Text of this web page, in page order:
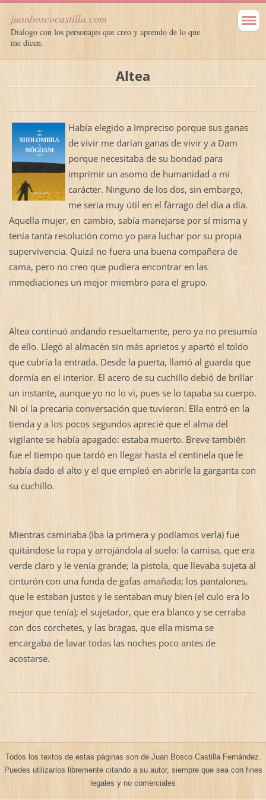
juanboscocastilla.com
Dialogo con los personajes que creo y aprendo de lo que
me dicen.
Altea
Había elegido a Impreciso porque sus ganas
de vivir me darían ganas de vivir y a Dam
porque necesitaba de su bondad para
imprimir un asomo de humanidad a mi
carácter. Ninguno de los dos, sin embargo,
me sería muy útil en el fárrago del día a día.
Aquella mujer, en cambio, sabía manejarse por sí misma y
tenía tanta resolución como yo para luchar por su propia
supervivencia. Quizá no fuera una buena compañera de
cama, pero no creo que pudiera encontrar en las
inmediaciones un mejor miembro para el grupo.
Altea continuó andando resueltamente, pero ya no presumía
de ello. Llegó al almacén sin más aprietos y apartó el toldo
que cubría la entrada. Desde la puerta, llamó al guarda que
dormía en el interior. El acero de su cuchillo debió de brillar
un instante, aunque yo no lo vi, pues se lo tapaba su cuerpo.
Ni oí la precaria conversación que tuvieron. Ella entró en la
tienda y a los pocos segundos aprecié que el alma del
vigilante se había apagado: estaba muerto. Breve también
fue el tiempo que tardó en llegar hasta el centinela que le
había dado el alto y el que empleó en abrirle la garganta con
su cuchillo.
Mientras caminaba (iba la primera y podíamos verla) fue
quitándose la ropa y arrojándola al suelo: la camisa, que era
verde claro y le venía grande; la pistola, que llevaba sujeta al
cinturón con una funda de gafas amañada; los pantalones,
que le estaban justos y le sentaban muy bien (el culo era lo
mejor que tenía); el sujetador, que era blanco y se cerraba
con dos corchetes, y las bragas, que ella misma se
encargaba de lavar todas las noches poco antes de
acostarse.
Todos los textos de estas páginas son de Juan Bosco Castilla Fernández.
Puedes utilizarlos libremente citando a su autor, siempre que sea con fines
legales y no comerciales